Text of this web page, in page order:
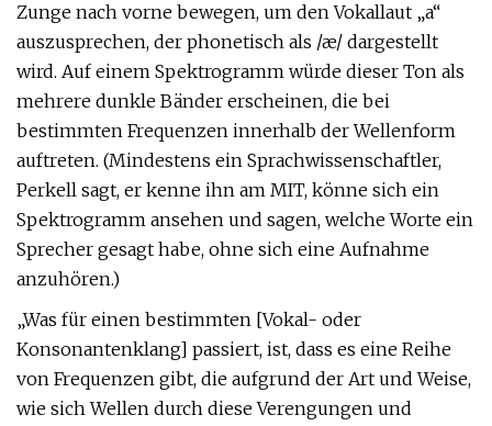
Zunge nach vorne bewegen, um den Vokallaut „a“
auszusprechen, der phonetisch als /æ/ dargestellt
wird. Auf einem Spektrogramm würde dieser Ton als
mehrere dunkle Bänder erscheinen, die bei
bestimmten Frequenzen innerhalb der Wellenform
auftreten. (Mindestens ein Sprachwissenschaftler,
Perkell sagt, er kenne ihn am MIT, könne sich ein
Spektrogramm ansehen und sagen, welche Worte ein
Sprecher gesagt habe, ohne sich eine Aufnahme
anzuhören.)
„Was für einen bestimmten [Vokal- oder
Konsonantenklang] passiert, ist, dass es eine Reihe
von Frequenzen gibt, die aufgrund der Art und Weise,
wie sich Wellen durch diese Verengungen und